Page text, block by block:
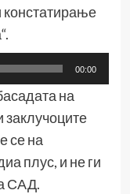
констатирање
00:00
на
се на
плус, и не ги
САД.